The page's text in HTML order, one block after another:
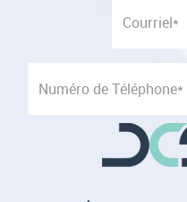
SERVICE D’ALARM
SERVICE 911